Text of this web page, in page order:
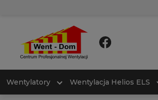
Wentylatory Wentylacja Helios ELS